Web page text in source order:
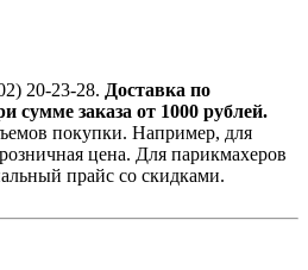
20-23-28. Доставка по
сумме заказа от 1000 рублей.
покупки. Например, для
цена. Для парикмахеров
прайс со скидками.